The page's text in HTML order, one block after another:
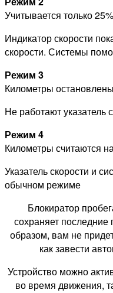
Учитывается только
Индикатор скорости
скорости. Системы
Режим 3
Километры
Не работают указатель
Режим 4
Километры считаются
Указатель скорости и
обычном режиме
Блокиратор
сохраняет
образом, вам не
как завести
Устройство можно
во время движения,